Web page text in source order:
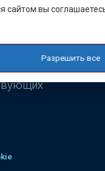
сайтом вы
Разрешить все